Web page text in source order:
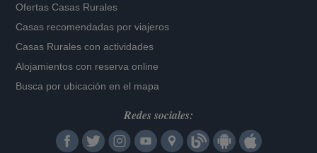
Ofertas Casas Rurales
Casas recomendadas por viajeros
Casas Rurales con actividades
Alojamientos con reserva online
Busca por ubicación en el mapa
Redes sociales: